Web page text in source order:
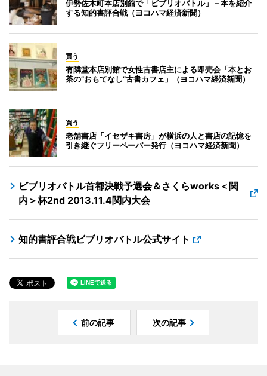
伊勢佐木町本店別館で「ビブリオバトル」－本を紹介
する知的書評合戦（ヨコハマ経済新聞）
買う
有隣堂本店別館で女性古書店主による即売会「本とお
茶の”おもてなし”古書カフェ」（ヨコハマ経済新聞）
買う
老舗書店「イセザキ書房」が横浜の人と書店の記憶を
引き継ぐフリーペーパー発行（ヨコハマ経済新聞）
ビブリオバトル首都決戦予選会＆さくらworks＜関
内＞杯2nd 2013.11.4関内大会
知的書評合戦ビブリオバトル公式サイト
前の記事 次の記事